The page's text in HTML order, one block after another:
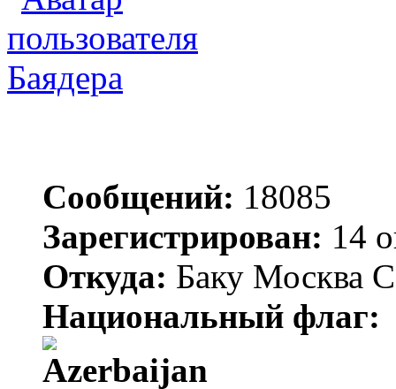
Баядера
Сообщений: 18085
Зарегистрирован: 14
Откуда: Баку Москва
Национальный флаг: